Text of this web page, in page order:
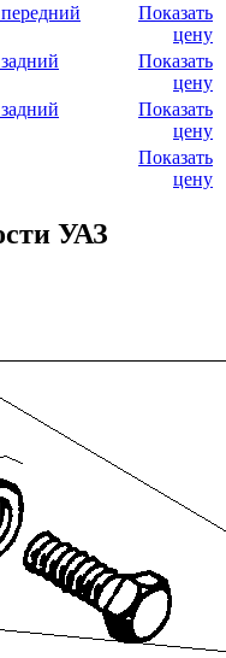
Показать
цену
Показать
цену
Показать
цену
Показать
цену
УАЗ